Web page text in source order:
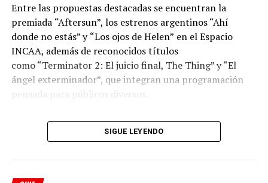
Entre las propuestas destacadas se encuentran la
premiada “Aftersun”, los estrenos argentinos “Ahí
donde no estás” y “Los ojos de Helen” en el Espacio
INCAA, además de reconocidos títulos
como “Terminator 2: El juicio final, The Thing” y “El
ángel exterminador”, que integran una programación
pensada para públicos diversos.
Además, la programación incluye funciones del Espacio
INCAA y de los ciclos “Misa Nocturna”, “Videódromo”,
“Cine y Cuarentena”, “Cineclub”, “Freakshow”,
“Proyecciones Terrestres” y “Cinefilia”, conformando
SIGUE LEYENDO